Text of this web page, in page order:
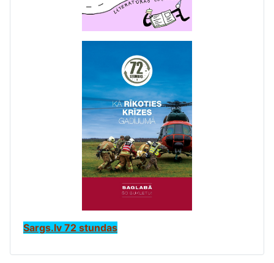
Sargs.lv 72 stundas